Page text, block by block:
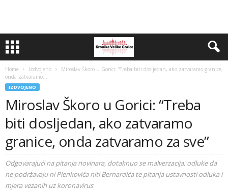
Home Izdvojeno
Miroslav Škoro u Gorici: “Treba biti dosljedan, ako zatvaramo granice,
onda zatvaramo...
IZDVOJENO
Miroslav Škoro u Gorici: “Treba
biti dosljedan, ako zatvaramo
granice, onda zatvaramo za sve”
Odgovarajući na pitanja novinara, dotaknuo se malverzacija, odluke da
ne podržavaju ni Plenkovića niti Bernardića te pitanja ustavnosti odluka i
mjera vezanih uz koronavirus